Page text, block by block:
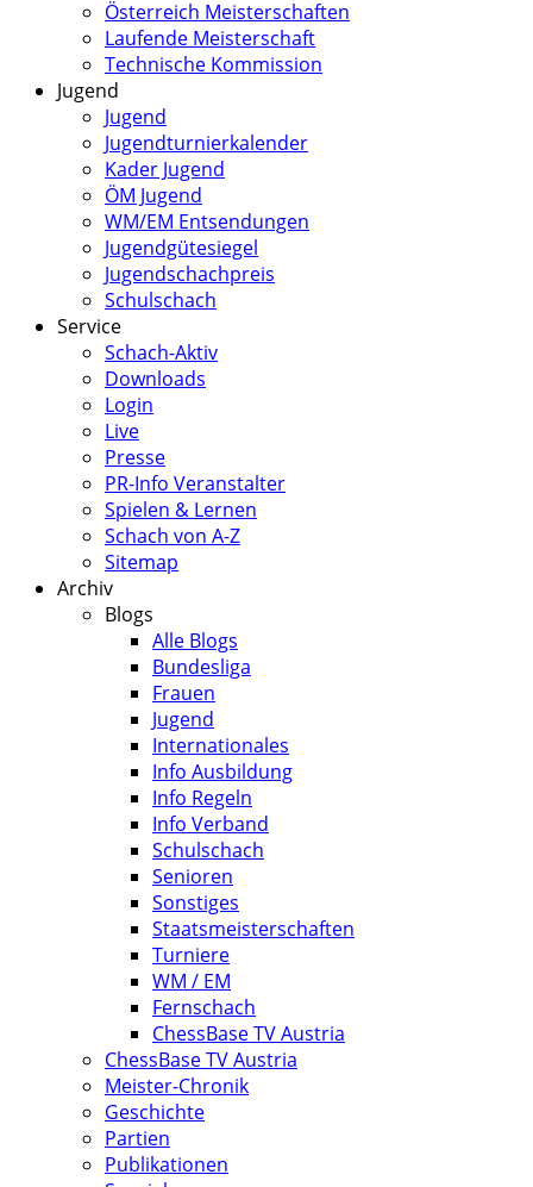
Österreich Meisterschaften
Laufende Meisterschaft
Technische Kommission
Jugend
Jugend
Jugendturnierkalender
Kader Jugend
ÖM Jugend
WM/EM Entsendungen
Jugendgütesiegel
Jugendschachpreis
Schulschach
Service
Schach-Aktiv
Downloads
Login
Live
Presse
PR-Info Veranstalter
Spielen & Lernen
Schach von A-Z
Sitemap
Archiv
Blogs
Alle Blogs
Bundesliga
Frauen
Jugend
Internationales
Info Ausbildung
Info Regeln
Info Verband
Schulschach
Senioren
Sonstiges
Staatsmeisterschaften
Turniere
WM / EM
Fernschach
ChessBase TV Austria
ChessBase TV Austria
Meister-Chronik
Geschichte
Partien
Publikationen